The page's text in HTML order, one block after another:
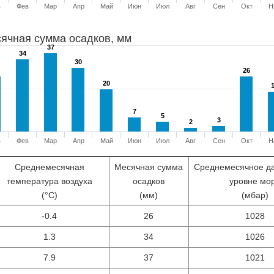
Фев Мар Апр Май Июн Июл Авг Сен Окт
сумма осадков, мм
34
34
37
37
30
30
20
20
7
7
5
5
2
2 3
3
26
26
Фев Мар Апр Май Июн Июл Авг Сен Окт
Среднемесячная
температура воздуха
(°С)
Месячная сумма
осадков
(мм)
Среднемесячное
уровне
(мбар)
-0.4 26 1028
1.3 34 1026
7.9 37 1021